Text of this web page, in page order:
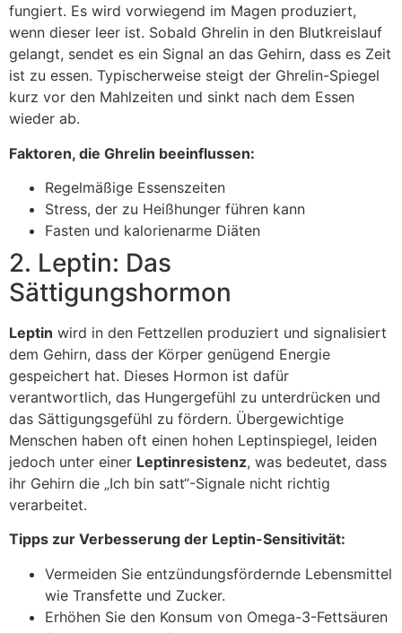
fungiert. Es wird vorwiegend im Magen produziert,
wenn dieser leer ist. Sobald Ghrelin in den Blutkreislauf
gelangt, sendet es ein Signal an das Gehirn, dass es Zeit
ist zu essen. Typischerweise steigt der Ghrelin-Spiegel
kurz vor den Mahlzeiten und sinkt nach dem Essen
wieder ab.
Faktoren, die Ghrelin beeinflussen:
Regelmäßige Essenszeiten
Stress, der zu Heißhunger führen kann
Fasten und kalorienarme Diäten
2. Leptin: Das
Sättigungshormon
Leptin wird in den Fettzellen produziert und signalisiert
dem Gehirn, dass der Körper genügend Energie
gespeichert hat. Dieses Hormon ist dafür
verantwortlich, das Hungergefühl zu unterdrücken und
das Sättigungsgefühl zu fördern. Übergewichtige
Menschen haben oft einen hohen Leptinspiegel, leiden
jedoch unter einer Leptinresistenz, was bedeutet, dass
ihr Gehirn die „Ich bin satt“-Signale nicht richtig
verarbeitet.
Tipps zur Verbesserung der Leptin-Sensitivität:
Vermeiden Sie entzündungsfördernde Lebensmittel
wie Transfette und Zucker.
Erhöhen Sie den Konsum von Omega-3-Fettsäuren